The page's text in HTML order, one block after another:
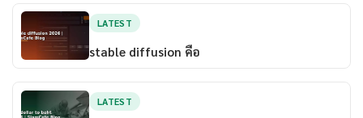
LATEST
stable diffusion คือ
LATEST